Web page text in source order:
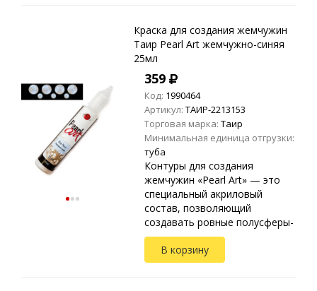
Краска для создания жемчужин
Таир Pearl Art жемчужно-синяя
25мл
359
Код: 1990464
Артикул: ТАИР-2213153
Торговая марка: Таир
Минимальная единица отгрузки:
туба
Контуры для создания
жемчужин «Pearl Art» — это
специальный акриловый
состав, позволяющий
создавать ровные полусферы-
жемчужины. Применяются на
любых видах текстиля, стекле,
дереве, бумаге, металле,
В корзину